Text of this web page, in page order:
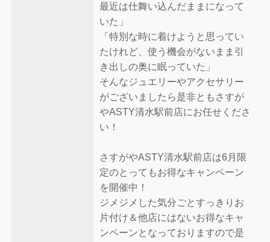
最近は仕舞い込んだままになって
いた」
「特別な時に着けようと思ってい
たけれど、使う機会がないまま引
き出しの奥に眠っていた」
そんなジュエリーやアクセサリー
がございましたら是非ともさすが
やASTY清水駅前店にお任せくださ
い！
さすがやASTY清水駅前店は6月限
定のとってもお得なキャンペーン
を開催中！
ジメジメした気分ごとすっきりお
片付け＆他店にはないお得なキャ
ンペーンとなっておりますので是